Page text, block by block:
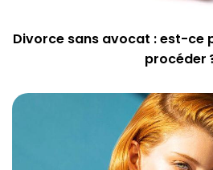
Divorce sans avocat : est-ce
procéder